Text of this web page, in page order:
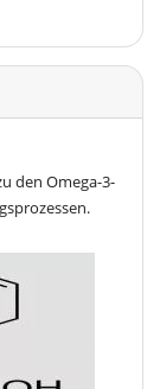
den Omega-3-